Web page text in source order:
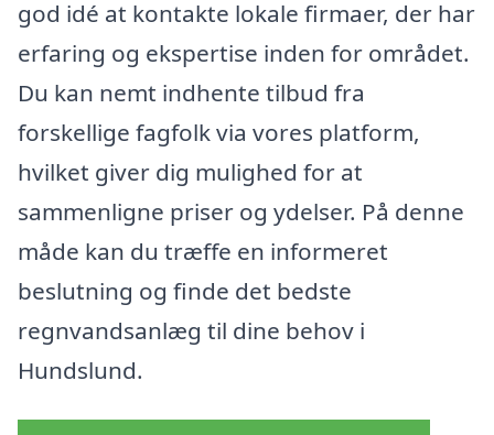
god idé at kontakte lokale firmaer, der har
erfaring og ekspertise inden for området.
Du kan nemt indhente tilbud fra
forskellige fagfolk via vores platform,
hvilket giver dig mulighed for at
sammenligne priser og ydelser. På denne
måde kan du træffe en informeret
beslutning og finde det bedste
regnvandsanlæg til dine behov i
Hundslund.